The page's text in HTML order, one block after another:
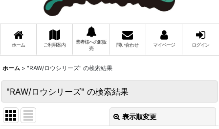
ホーム ご利用案内
業者様への卸販
売
問い合わせ マイページ ログイン
ホーム > "RAW/ロウシリーズ" の検索結果
"RAW/ロウシリーズ" の検索結果
表示順変更